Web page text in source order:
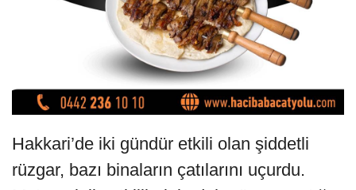
Hakkari’de iki gündür etkili olan şiddetli
rüzgar, bazı binaların çatılarını uçurdu.